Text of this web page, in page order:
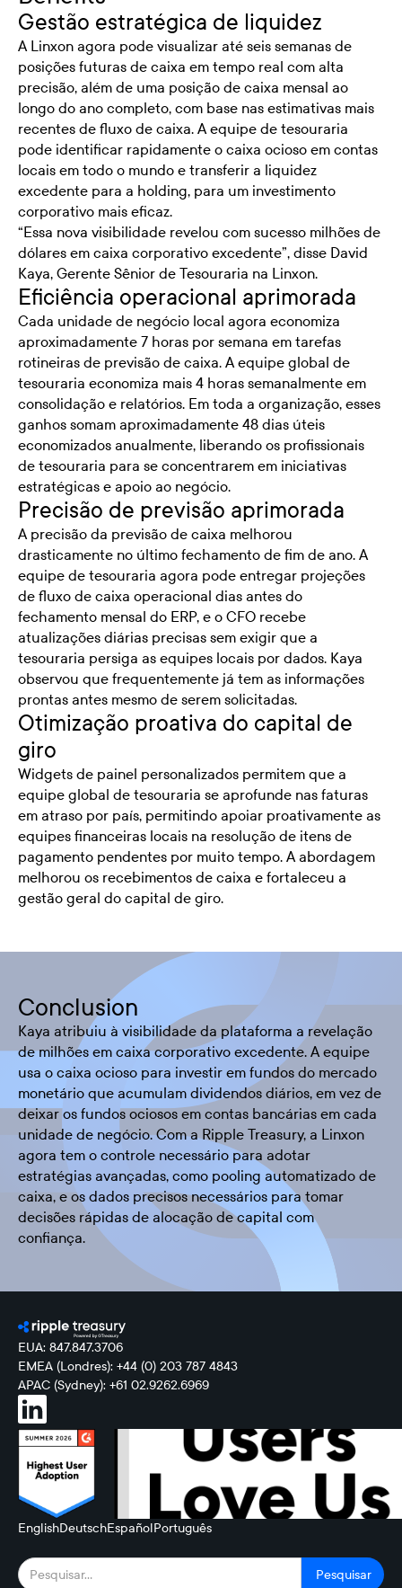
Gestão estratégica de liquidez
A Linxon agora pode visualizar até seis semanas de
posições futuras de caixa em tempo real com alta
precisão, além de uma posição de caixa mensal ao
longo do ano completo, com base nas estimativas mais
recentes de fluxo de caixa. A equipe de tesouraria
pode identificar rapidamente o caixa ocioso em contas
locais em todo o mundo e transferir a liquidez
excedente para a holding, para um investimento
corporativo mais eficaz.
“Essa nova visibilidade revelou com sucesso milhões de
dólares em caixa corporativo excedente”, disse David
Kaya, Gerente Sênior de Tesouraria na Linxon.
Eficiência operacional aprimorada
Cada unidade de negócio local agora economiza
aproximadamente 7 horas por semana em tarefas
rotineiras de previsão de caixa. A equipe global de
tesouraria economiza mais 4 horas semanalmente em
consolidação e relatórios. Em toda a organização, esses
ganhos somam aproximadamente 48 dias úteis
economizados anualmente, liberando os profissionais
de tesouraria para se concentrarem em iniciativas
estratégicas e apoio ao negócio.
Precisão de previsão aprimorada
A precisão da previsão de caixa melhorou
drasticamente no último fechamento de fim de ano. A
equipe de tesouraria agora pode entregar projeções
de fluxo de caixa operacional dias antes do
fechamento mensal do ERP, e o CFO recebe
atualizações diárias precisas sem exigir que a
tesouraria persiga as equipes locais por dados. Kaya
observou que frequentemente já tem as informações
prontas antes mesmo de serem solicitadas.
Otimização proativa do capital de
giro
Widgets de painel personalizados permitem que a
equipe global de tesouraria se aprofunde nas faturas
em atraso por país, permitindo apoiar proativamente as
equipes financeiras locais na resolução de itens de
pagamento pendentes por muito tempo. A abordagem
melhorou os recebimentos de caixa e fortaleceu a
gestão geral do capital de giro.
Conclusion
Kaya atribuiu à visibilidade da plataforma a revelação
de milhões em caixa corporativo excedente. A equipe
usa o caixa ocioso para investir em fundos do mercado
monetário que acumulam dividendos diários, em vez de
deixar os fundos ociosos em contas bancárias em cada
unidade de negócio. Com a Ripple Treasury, a Linxon
agora tem o controle necessário para adotar
estratégias avançadas, como pooling automatizado de
caixa, e os dados precisos necessários para tomar
decisões rápidas de alocação de capital com
confiança.
EUA: 847.847.3706
EMEA (Londres): +44 (0) 203 787 4843
APAC (Sydney): +61 02.9262.6969
EnglishDeutschEspañolPortuguês